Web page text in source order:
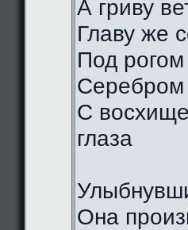
А гриву
Главу же
Под
Серебром
С
глаза
Она